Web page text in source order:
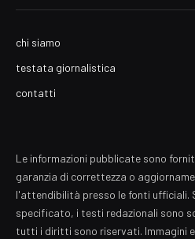
chi siamo
testata giornalistica
contatti
Le informazioni pubblicate sono
garanzia di correttezza o
l'attendibilità presso le fonti ufficiali.
specificato, i testi redazionali sono
tutti i diritti sono riservati. Immagini